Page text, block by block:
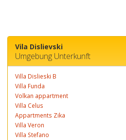
Vila Dislievski
Umgebung Unterkunft
Villa Dislieski B
Villa Funda
Volkan appartment
Villa Celus
Appartments Zika
Villa Veron
Villa Stefano